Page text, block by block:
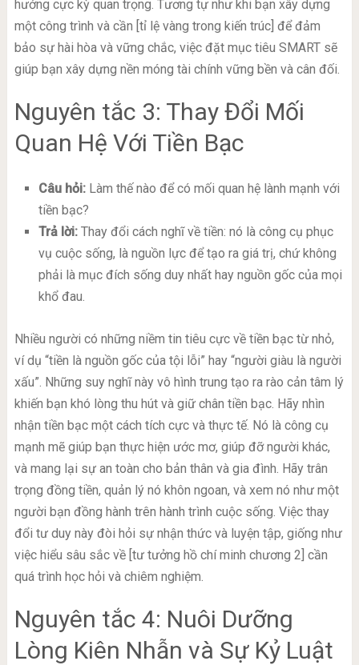
hướng cực kỳ quan trọng. Tương tự như khi bạn xây dựng
một công trình và cần [tỉ lệ vàng trong kiến trúc] để đảm
bảo sự hài hòa và vững chắc, việc đặt mục tiêu SMART sẽ
giúp bạn xây dựng nền móng tài chính vững bền và cân đối.
Nguyên tắc 3: Thay Đổi Mối
Quan Hệ Với Tiền Bạc
Câu hỏi:Làm thế nào để có mối quan hệ lành mạnh với
tiền bạc?
Trả lời:Thay đổi cách nghĩ về tiền: nó là công cụ phục
vụ cuộc sống, là nguồn lực để tạo ra giá trị, chứ không
phải là mục đích sống duy nhất hay nguồn gốc của mọi
khổ đau.
Nhiều người có những niềm tin tiêu cực về tiền bạc từ nhỏ,
ví dụ “tiền là nguồn gốc của tội lỗi” hay “người giàu là người
xấu”. Những suy nghĩ này vô hình trung tạo ra rào cản tâm lý
khiến bạn khó lòng thu hút và giữ chân tiền bạc. Hãy nhìn
nhận tiền bạc một cách tích cực và thực tế. Nó là công cụ
mạnh mẽ giúp bạn thực hiện ước mơ, giúp đỡ người khác,
và mang lại sự an toàn cho bản thân và gia đình. Hãy trân
trọng đồng tiền, quản lý nó khôn ngoan, và xem nó như một
người bạn đồng hành trên hành trình cuộc sống. Việc thay
đổi tư duy này đòi hỏi sự nhận thức và luyện tập, giống như
việc hiểu sâu sắc về [tư tưởng hồ chí minh chương 2] cần
quá trình học hỏi và chiêm nghiệm.
Nguyên tắc 4: Nuôi Dưỡng
Lòng Kiên Nhẫn và Sự Kỷ Luật